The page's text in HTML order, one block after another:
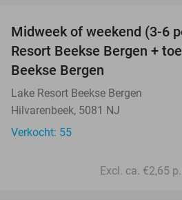
Midweek of weekend (3-6
Resort Beekse Bergen +
Beekse Bergen
Lake Resort Beekse Bergen
Hilvarenbeek, 5081 NJ
Verkocht: 55
Excl. ca. €2,65